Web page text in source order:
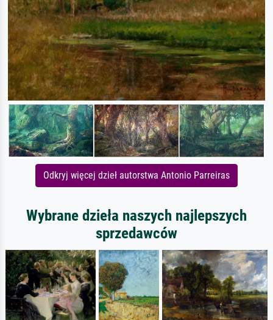
Odkryj więcej dzieł autorstwa Antonio Parreiras
Wybrane dzieła naszych najlepszych
sprzedawców